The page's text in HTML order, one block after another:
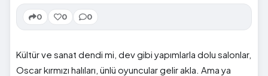
0 0 0
Kültür ve sanat dendi mi, dev gibi yapımlarla dolu salonlar,
Oscar kırmızı halıları, ünlü oyuncular gelir akla. Ama ya